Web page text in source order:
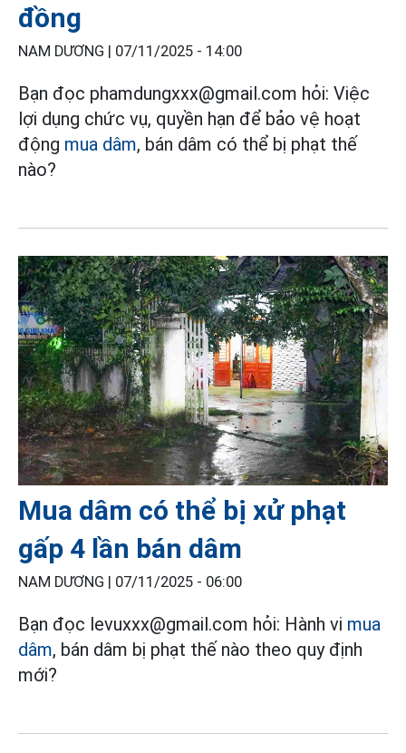
đồng
NAM DƯƠNG | 07/11/2025 - 14:00
Bạn đọc phamdungxxx@gmail.com hỏi: Việc
lợi dụng chức vụ, quyền hạn để bảo vệ hoạt
động mua dâm, bán dâm có thể bị phạt thế
nào?
Mua dâm có thể bị xử phạt
gấp 4 lần bán dâm
NAM DƯƠNG | 07/11/2025 - 06:00
Bạn đọc levuxxx@gmail.com hỏi: Hành vi mua
dâm, bán dâm bị phạt thế nào theo quy định
mới?